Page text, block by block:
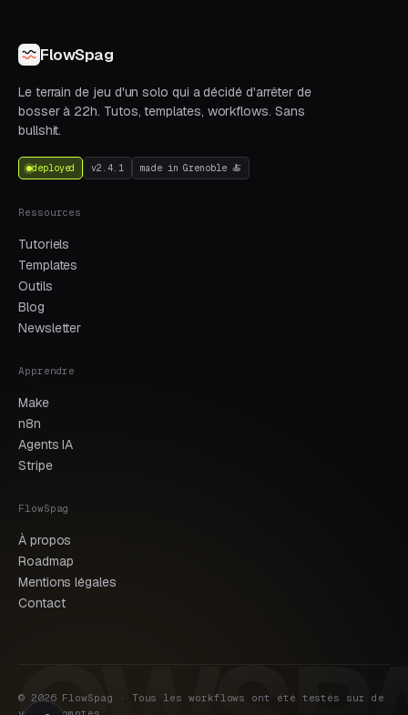
FlowSpag
Le terrain de jeu d'un solo qui a décidé d'arrêter de
bosser à 22h. Tutos, templates, workflows. Sans
bullshit.
deployed v2.4.1 made in Grenoble 🍝
Ressources
Tutoriels
Templates
Outils
Blog
Newsletter
Apprendre
Make
n8n
Agents IA
Stripe
FlowSpag
À propos
Roadmap
Mentions légales
Contact
© 2026 FlowSpag · Tous les workflows ont été testés sur de